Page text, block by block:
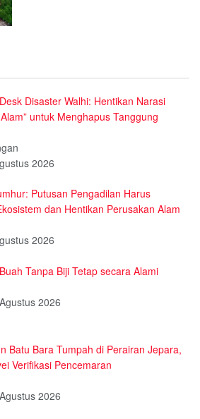
Disaster Walhi: Hentikan Narasi
untuk Menghapus Tanggung
2026
Putusan Pengadilan Harus
dan Hentikan Perusakan Alam
2026
Tanpa Biji Tetap secara Alami
2026
Batu Bara Tumpah di Perairan Jepara,
Verifikasi Pencemaran
2026